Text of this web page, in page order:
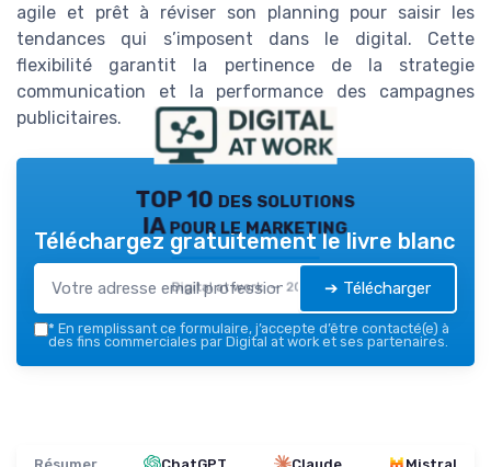
agile et prêt à réviser son planning pour saisir les
tendances qui s’imposent dans le digital. Cette
flexibilité garantit la pertinence de la strategie
communication et la performance des campagnes
publicitaires.
TOP 10 des solutions
IA pour le marketing
Digital at work — 2026
Téléchargez gratuitement le livre blanc
➔ Télécharger
* En remplissant ce formulaire, j’accepte d’être contacté(e) à
des fins commerciales par Digital at work et ses partenaires.